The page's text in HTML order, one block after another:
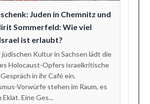
Juden in Chemnitz und
Sommerfeld: Wie viel
ist erlaubt?
jüdischen Kultur in Sachsen lädt die
Holocaust-Opfers israelkritische
in ihr Café ein.
Vorwürfe stehen im Raum, es
Eklat. Eine Ges...